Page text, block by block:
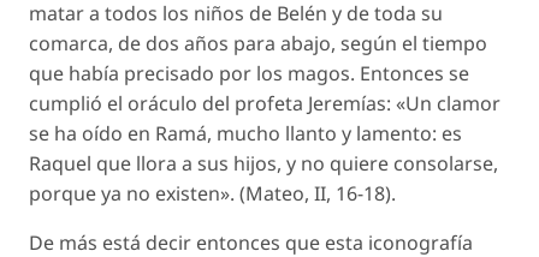
matar a todos los niños de Belén y de toda su
comarca, de dos años para abajo, según el tiempo
que había precisado por los magos. Entonces se
cumplió el oráculo del profeta Jeremías: «Un clamor
se ha oído en Ramá, mucho llanto y lamento: es
Raquel que llora a sus hijos, y no quiere consolarse,
porque ya no existen». (Mateo, II, 16-18).
De más está decir entonces que esta iconografía